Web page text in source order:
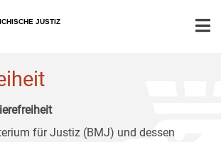
JUSTIZ
für Justiz (BMJ) und dessen